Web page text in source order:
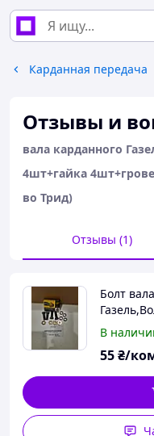
Карданная передача
Отзывы и
вала карданного
4шт+гайка
во Трид)
Отзывы (1)
Болт
М10х1х25
В
55₴/